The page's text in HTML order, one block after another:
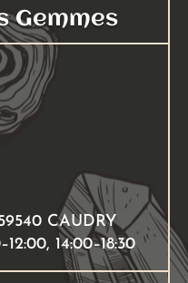
Gemmes
CAUDRY
14:00–18:30